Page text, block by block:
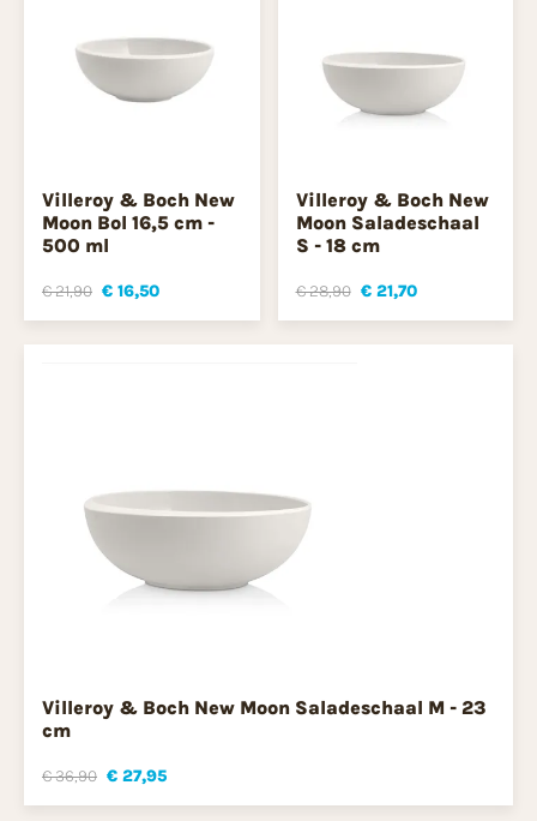
Villeroy & Boch New
Moon Bol 16,5 cm -
500 ml
€ 21,90 € 16,50
Villeroy & Boch New
Moon Saladeschaal
S - 18 cm
€ 28,90 € 21,70
Villeroy & Boch New Moon Saladeschaal M - 23
cm
€ 36,90 € 27,95